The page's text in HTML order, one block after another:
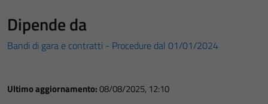
Dipende da
Bandi di gara e contratti - Procedure dal 01/01/2024
Ultimo aggiornamento:08/08/2025, 12:10